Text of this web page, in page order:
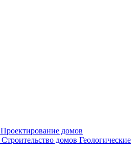
Проектирование домов
Строительство домов Геологические